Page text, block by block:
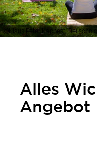
Klaus Peter Kappest, Bei
Alles
Angebot